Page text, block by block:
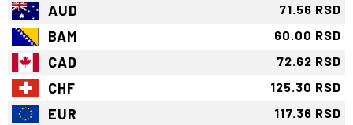
AUD 71.56 RSD
BAM 60.00 RSD
CAD 72.62 RSD
CHF 125.30 RSD
EUR 117.36 RSD